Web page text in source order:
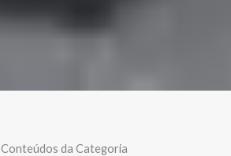
Conteúdos da Categoria